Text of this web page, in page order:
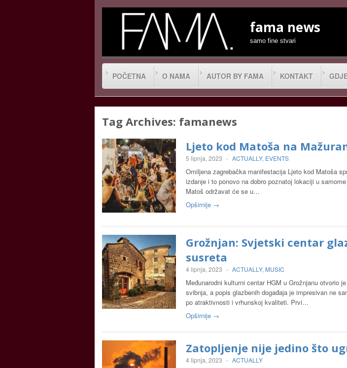
fama news
samo fine stvari
POČETNA O NAMA AUTOR BY FAMA KONTAKT
Tag Archives: famanews
Ljeto kod Matoša na
5 lipnja, 2023 - ACTUALLY, EVENTS
Omiljena zagrebačka manifestacija Ljeto kod Matoša
izdanje i to ponovo na dobro poznatoj lokaciji u
Matoš održavat će se u…
Opširnije →
Grožnjan: Svjetski centar
susreta
4 lipnja, 2023 - ACTUALLY, MUSIC
Međunarodni kulturni centar HGM u Grožnjanu otvorio
svibnja, a popis glazbenih događaja je impresivan ne
po atraktivnosti i vrhunskoj kvaliteti. Prvi…
Opširnije →
Zatopljenje nije jedino što
4 lipnja, 2023 - ACTUALLY